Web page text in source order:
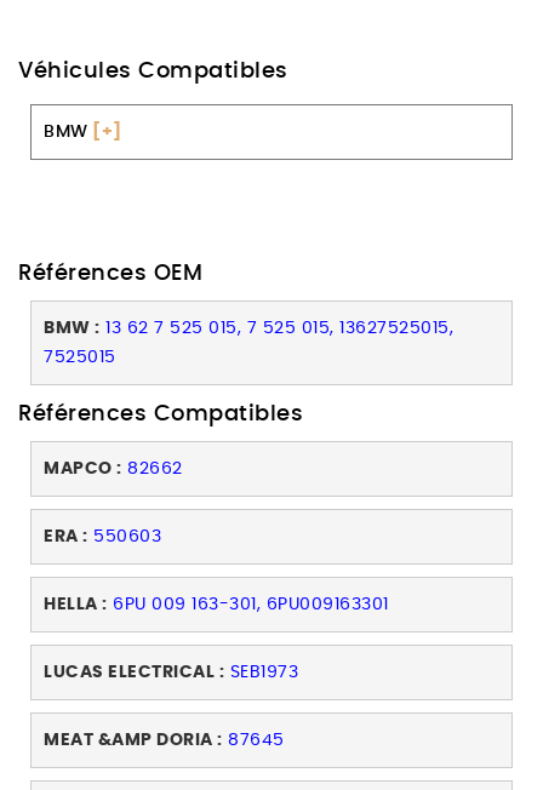
Véhicules Compatibles
BMW [+]
Références OEM
BMW :
13 62 7 525 015, 7 525 015, 13627525015,
7525015
Références Compatibles
MAPCO : 82662
ERA : 550603
HELLA : 6PU 009 163-301, 6PU009163301
LUCAS ELECTRICAL : SEB1973
MEAT &AMP DORIA : 87645